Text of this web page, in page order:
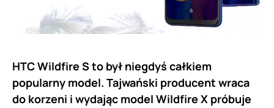
HTC Wildfire S to był niegdyś całkiem
popularny model. Tajwański producent wraca
do korzeni i wydając model Wildfire X próbuje